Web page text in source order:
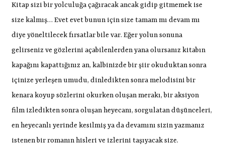
Kitap sizi bir yolculuğa çağıracak ancak gidip gitmemek ise
size kalmış… Evet evet bunun için size tamam mı devam mı
diye yöneltilecek fırsatlar bile var. Eğer yolun sonuna
gelirseniz ve gözlerini açabilenlerden yana olursanız kitabın
kapağını kapattığınız an, kalbinizde bir şiir okuduktan sonra
içinize yerleşen umudu, dinledikten sonra melodisini bir
kenara koyup sözlerini okurken oluşan merakı, bir aksiyon
film izledikten sonra oluşan heyecanı, sorgulatan düşünceleri,
en heyecanlı yerinde kesilmiş ya da devamını sizin yazmanız
istenen bir romanın hisleri ve izlerini taşıyacak size.